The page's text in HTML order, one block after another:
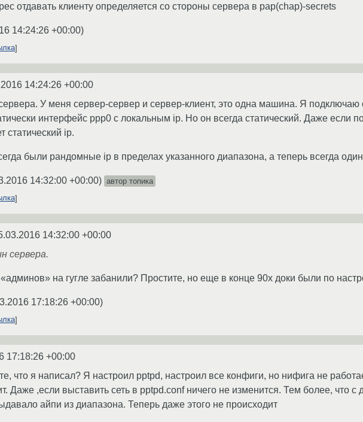
отдавать клиенту определяется со стороны сервера в pap(chap)-secrets
14:24:26 +00:00)
14:24:26 +00:00
У меня сервер-сервер и сервер-клиент, это одна машина. Я подключаю
интерфейс ppp0 с локальным ip. Но он всегда статический. Даже если
статический ip.
были рандомные ip в пределах указанного диапазона, а теперь всегда
14:32:00 +00:00) автор топика
14:32:00 +00:00
сервера.
на гугле забанили? Простите, но еще в конце 90х доки были по
17:18:26 +00:00)
17:18:26 +00:00
что я написал? Я настроил pptpd, настроил все конфиги, но нифига не
Даже ,если выставить сеть в pptpd.conf ничего не изменится. Тем более, что
айпи из диапазона. Теперь даже этого не происходит